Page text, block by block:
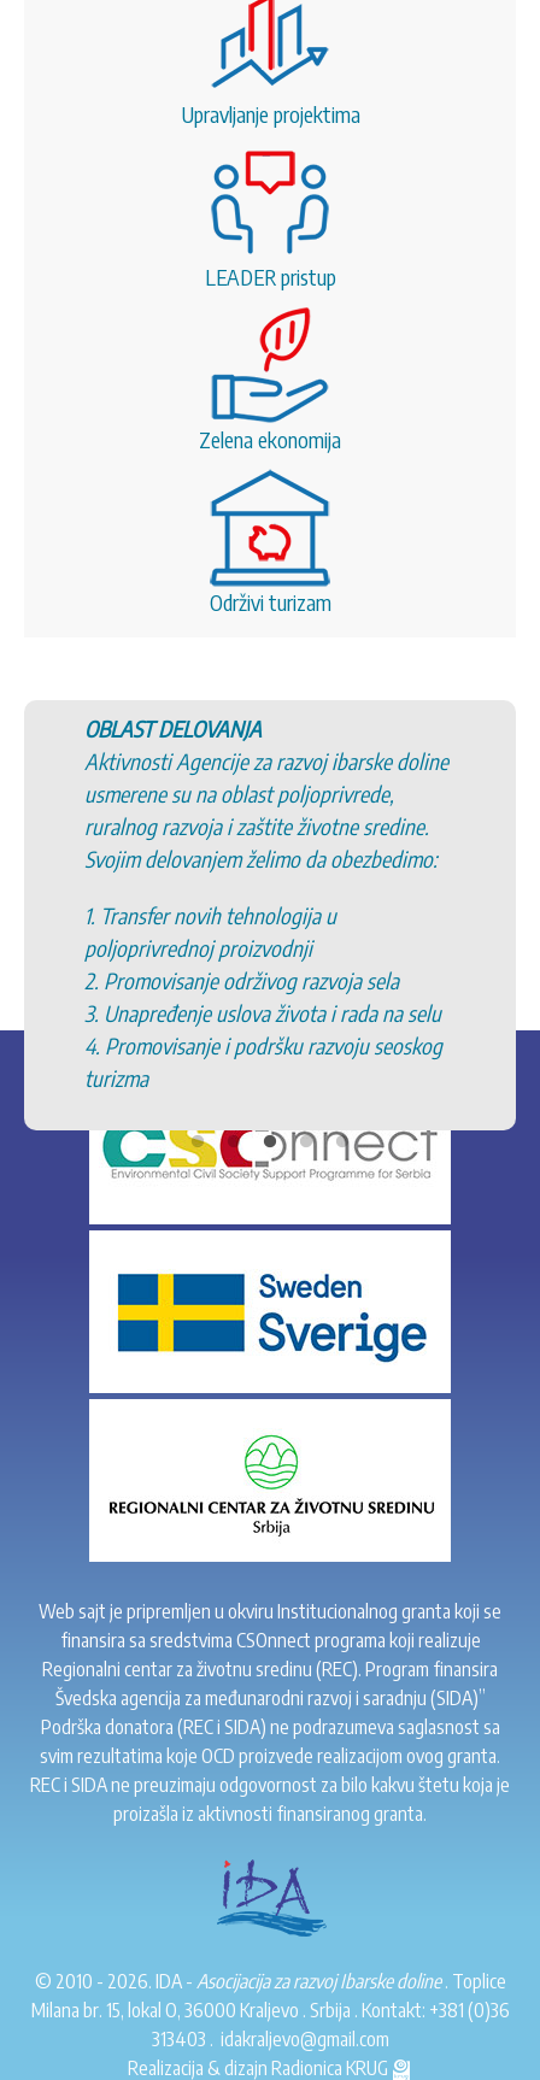
Upravljanje projektima
LEADER pristup
Zelena ekonomija
Održivi turizam
OBLAST DELOVANJA
Aktivnosti Agencije za razvoj ibarske doline
usmerene su na oblast poljoprivrede,
ruralnog razvoja i zaštite životne sredine.
Svojim delovanjem želimo da obezbedimo:
1. Transfer novih tehnologija u
poljoprivrednoj proizvodnji
2. Promovisanje održivog razvoja sela
3. Unapređenje uslova života i rada na selu
4. Promovisanje i podršku razvoju seoskog
turizma
Web sajt je pripremljen u okviru Institucionalnog granta koji se
finansira sa sredstvima CSOnnect programa koji realizuje
Regionalni centar za životnu sredinu (REC). Program finansira
Švedska agencija za međunarodni razvoj i saradnju (SIDA)”
Podrška donatora (REC i SIDA) ne podrazumeva saglasnost sa
svim rezultatima koje OCD proizvede realizacijom ovog granta.
REC i SIDA ne preuzimaju odgovornost za bilo kakvu štetu koja je
proizašla iz aktivnosti finansiranog granta.
© 2010 - 2026. IDA - Asocijacija za razvoj Ibarske doline. Toplice
Milana br. 15, lokal O, 36000 Kraljevo . Srbija . Kontakt: +381 (0)36
313403 . idakraljevo@gmail.com
Realizacija & dizajn Radionica KRUG